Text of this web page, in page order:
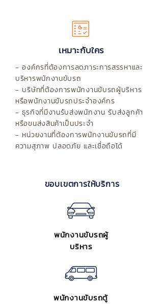
เหมาะกับใคร
- องค์กรที่ต้องการลดภาระการสรรหาและ
บริหารพนักงานขับรถ
- บริษัทที่ต้องการพนักงานขับรถผู้บริหาร
หรือพนักงานขับรถประจำองค์กร
- ธุรกิจที่มีงานรับส่งพนักงาน รับส่งลูกค้า
หรือขนส่งสินค้าเป็นประจำ
- หน่วยงานที่ต้องการพนักงานขับรถที่มี
ความสุภาพ ปลอดภัย และเชื่อถือได้
ขอบเขตการให้บริการ
พนักงานขับรถผู้
บริหาร
พนักงานขับรถตู้